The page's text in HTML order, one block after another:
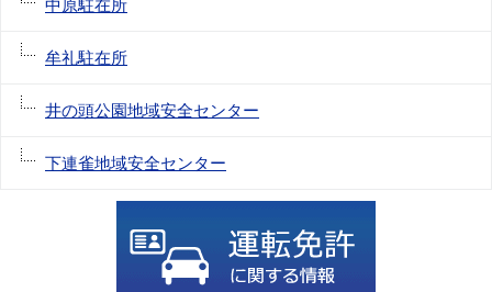
中原駐在所
牟礼駐在所
井の頭公園地域安全センター
下連雀地域安全センター